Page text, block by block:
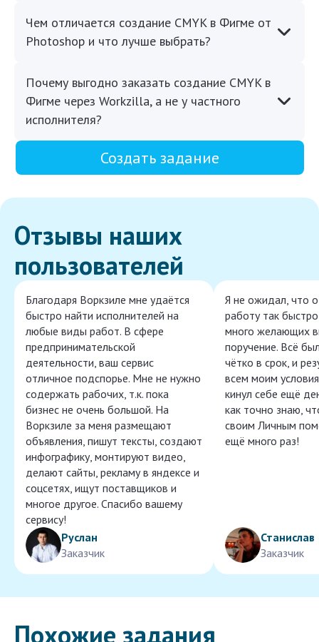
Чем отличается создание CMYK в Фигме от
Photoshop и что лучше выбрать?
Почему выгодно заказать создание CMYK в
Фигме через Workzilla, а не у частного
исполнителя?
Создать задание
Отзывы наших
пользователей
Благодаря Воркзиле мне удаётся
быстро найти исполнителей на
любые виды работ. В сфере
предпринимательской
деятельности, ваш сервис
отличное подспорье. Мне не нужно
содержать рабочих, т.к. пока
бизнес не очень большой. На
Воркзиле за меня размещают
объявления, пишут тексты, создают
инфографику, монтируют видео,
делают сайты, рекламу в яндексе и
соцсетях, ищут поставщиков и
многое другое. Спасибо вашему
сервису!
Руслан
Заказчик
Я не ожидал, что
работу так
много желающих
поручение. Всё
чётко в срок, и
всем моим
кинул себе ещё
как точно знаю,
своим Личным
ещё много раз!
Станислав
Заказчик
Похожие задания